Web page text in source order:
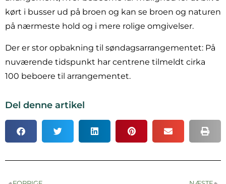
kørt i busser ud på broen og kan se broen og naturen
på nærmeste hold og i mere rolige omgivelser.
Der er stor opbakning til søndagsarrangementet: På
nuværende tidspunkt har centrene tilmeldt cirka
100 beboere til arrangementet.
Del denne artikel